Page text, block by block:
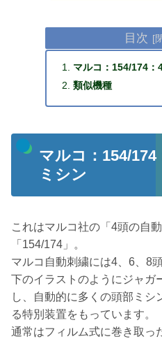
目次
マルコ：154/174：
類似機種
マルコ：154/
ミシン
これはマルコ社の「4頭の自
「154/174」。
マルコ自動刺繍には4、6、8
下のイラストのようにジャガ
し、自動的に多くの頭部ミシ
る特別装置をもっています。
通常はフィルム式に巻き取っ